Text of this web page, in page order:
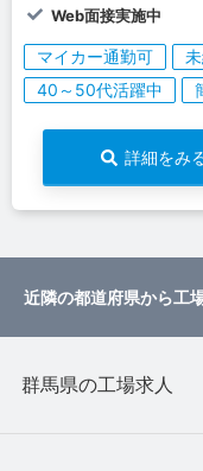
Web面接実施中
マイカー通勤可
40～50代活躍中
詳細をみ
近隣の都道府県から工
群馬県の工場求人